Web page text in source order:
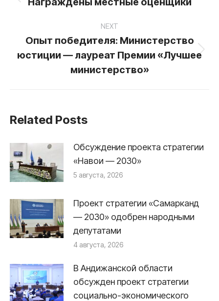
NEXT
Next
post:
Опыт победителя: Министерство
юстиции — лауреат Премии «Лучшее
министерство»
Related Posts
Обсуждение проекта стратегии
«Навои — 2030»
5 августа, 2026
Проект стратегии «Самарканд
— 2030» одобрен народными
депутатами
4 августа, 2026
В Андижанской области
обсужден проект стратегии
социально-экономического